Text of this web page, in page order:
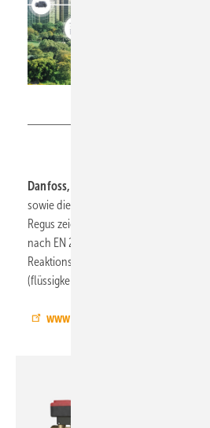
Danfoss, 9.1-C06:
sowie die flüssigkeitsgefüllten
Regus zeichnen sich durch höchste
nach EN 215) und eine bisher unerreichte
Reaktionsgeschwindigkeit von 10 min
(flüssigkeitsgefüllt) aus.
www.danfoss.de